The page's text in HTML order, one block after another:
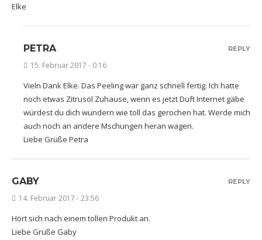
Elke
PETRA
15. Februar 2017 - 0:16
Vieln Dank Elke. Das Peeling war ganz schnell fertig. Ich hatte
noch etwas Zitrusöl Zuhause, wenn es jetzt Duft Internet gäbe
würdest du dich wundern wie toll das gerochen hat. Werde mich
auch noch an andere Mschungen heran wagen.
Liebe Grüße Petra
REPLY
GABY
14. Februar 2017 - 23:56
Hört sich nach einem tollen Produkt an.
Liebe Grüße Gaby
REPLY